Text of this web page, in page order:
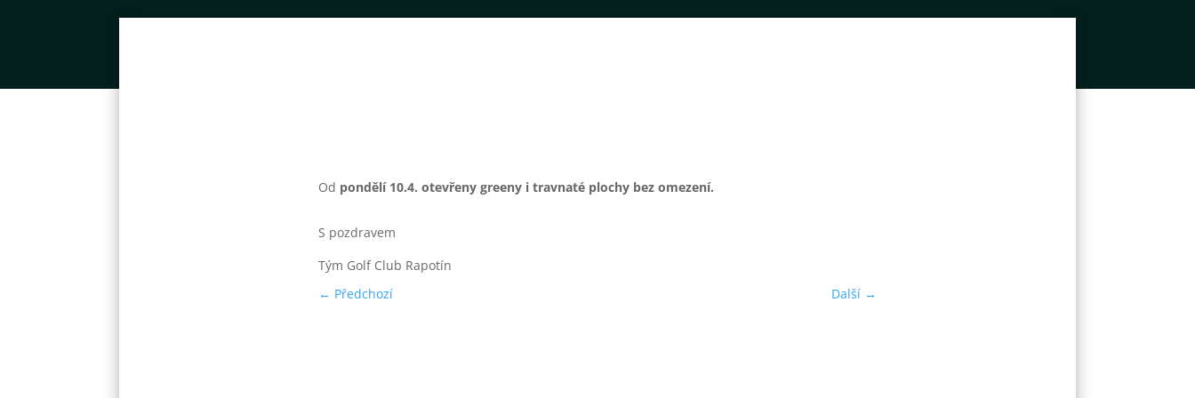
Od pondělí 10.4. otevřeny greeny i travnaté plochy bez omezení.
S pozdravem
Tým Golf Club Rapotín
← Předchozí Další→